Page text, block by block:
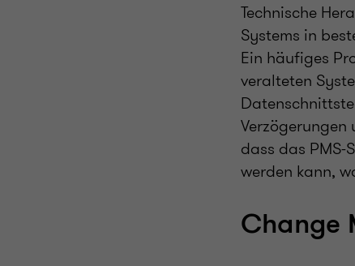
Technische
Systems in
Ein häufiges
veralteten
dass das
werden kann,
Change